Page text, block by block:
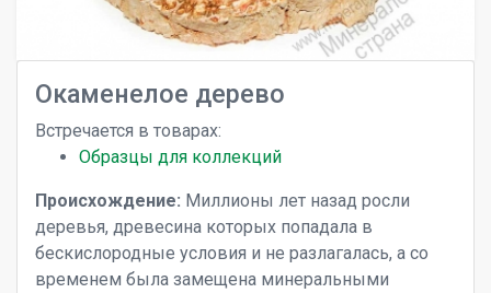
Окаменелое дерево
Встречается в товарах:
Образцы для коллекций
Происхождение: Миллионы лет назад росли
деревья, древесина которых попадала в
бескислородные условия и не разлагалась, а со
временем была замещена минеральными